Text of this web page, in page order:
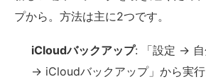
プから。方法は主に2つです。
iCloudバックアップ: 「設定 →
→ iCloudバックアップ」から実